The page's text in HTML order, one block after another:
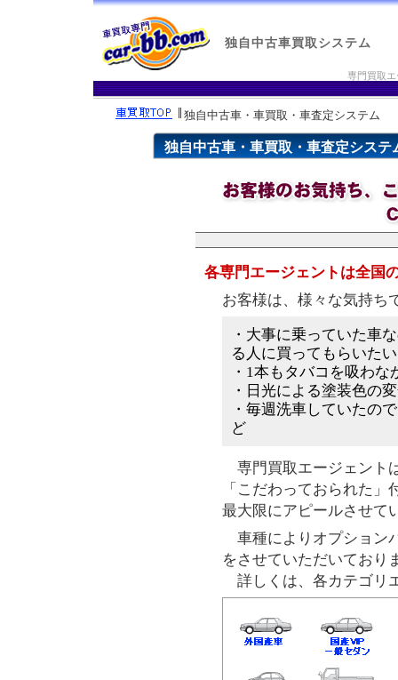
独自中古車買取システム
専門買取
独自中古車・車買取・車査定システム
独自中古車・車買取・車査定システ
各専門エージェントは全国
お客様は、様々な気持ち
・大事に乗っていた車
る人に買ってもらいたい
・1本もタバコを吸わな
・日光による塗装色の
・毎週洗車していたの
ど
専門買取エージェント
「こだわっておられた」
最大限にアピールさせて
車種によりオプション
をさせていただいており
詳しくは、各カテゴリ